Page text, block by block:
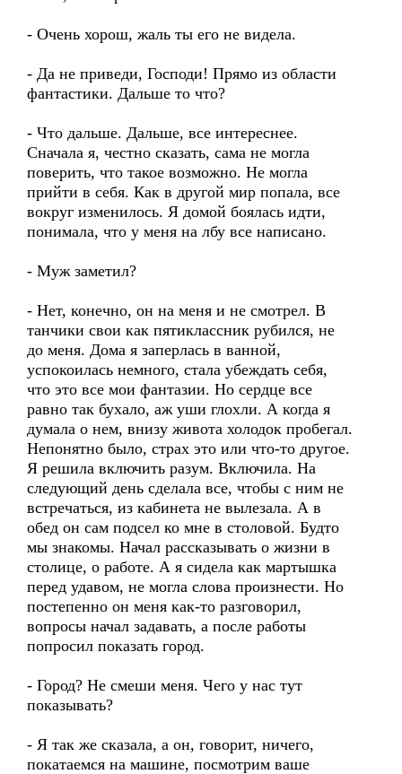
- Очень хорош, жаль ты его не видела.
- Да не приведи, Господи! Прямо из области
фантастики. Дальше то что?
- Что дальше. Дальше, все интереснее.
Сначала я, честно сказать, сама не могла
поверить, что такое возможно. Не могла
прийти в себя. Как в другой мир попала, все
вокруг изменилось. Я домой боялась идти,
понимала, что у меня на лбу все написано.
- Муж заметил?
- Нет, конечно, он на меня и не смотрел. В
танчики свои как пятиклассник рубился, не
до меня. Дома я заперлась в ванной,
успокоилась немного, стала убеждать себя,
что это все мои фантазии. Но сердце все
равно так бухало, аж уши глохли. А когда я
думала о нем, внизу живота холодок пробегал.
Непонятно было, страх это или что-то другое.
Я решила включить разум. Включила. На
следующий день сделала все, чтобы с ним не
встречаться, из кабинета не вылезала. А в
обед он сам подсел ко мне в столовой. Будто
мы знакомы. Начал рассказывать о жизни в
столице, о работе. А я сидела как мартышка
перед удавом, не могла слова произнести. Но
постепенно он меня как-то разговорил,
вопросы начал задавать, а после работы
попросил показать город.
- Город? Не смеши меня. Чего у нас тут
показывать?
- Я так же сказала, а он, говорит, ничего,
покатаемся на машине, посмотрим ваше